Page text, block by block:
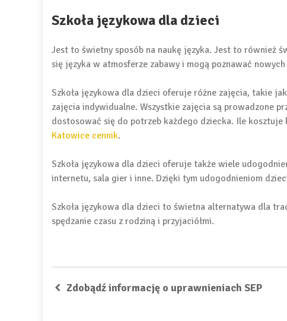
Szkoła językowa dla dzieci
Jest to świetny sposób na naukę języka. Jest to również
się języka w atmosferze zabawy i mogą poznawać nowych
Szkoła językowa dla dzieci oferuje różne zajęcia, takie
zajęcia indywidualne. Wszystkie zajęcia są prowadzone
dostosować się do potrzeb każdego dziecka. Ile kosztuje
Katowice cennik.
Szkoła językowa dla dzieci oferuje także wiele
internetu, sala gier i inne. Dzięki tym udogodnieniom
Szkoła językowa dla dzieci to świetna alternatywa dla
spędzanie czasu z rodziną i przyjaciółmi.
Zdobądź informację o uprawnieniach SEP